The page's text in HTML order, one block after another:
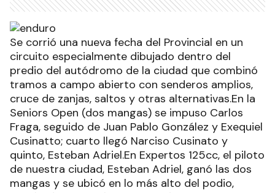
Se corrió una nueva fecha del Provincial en un
circuito especialmente dibujado dentro del
predio del autódromo de la ciudad que combinó
tramos a campo abierto con senderos amplios,
cruce de zanjas, saltos y otras alternativas.En la
Seniors Open (dos mangas) se impuso Carlos
Fraga, seguido de Juan Pablo González y Exequiel
Cusinatto; cuarto llegó Narciso Cusinato y
quinto, Esteban Adriel.En Expertos 125cc, el piloto
de nuestra ciudad, Esteban Adriel, ganó las dos
mangas y se ubicó en lo más alto del podio,